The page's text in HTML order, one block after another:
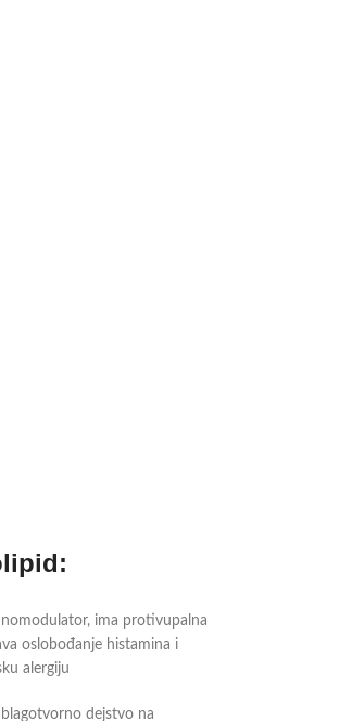
ima protivupalna
oslobođanje histamina i
alergiju
dejstvo na